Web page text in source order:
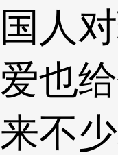
国人
爱也
来不